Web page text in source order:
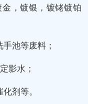
，镀银，镀铑镀铂
池等废料；
影水；
剂等。